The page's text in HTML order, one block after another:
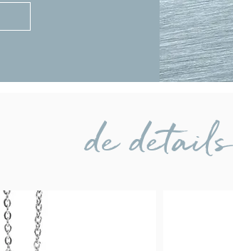
de details